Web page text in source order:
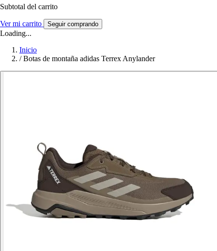
Subtotal del carrito
Ver mi carrito Seguir comprando
Loading...
Inicio
/ Botas de montaña adidas Terrex Anylander